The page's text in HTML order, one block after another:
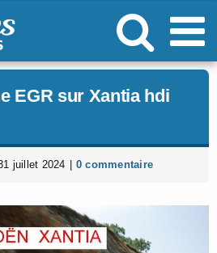
EGR sur Xantia hdi
juillet 2024 0 commentaire